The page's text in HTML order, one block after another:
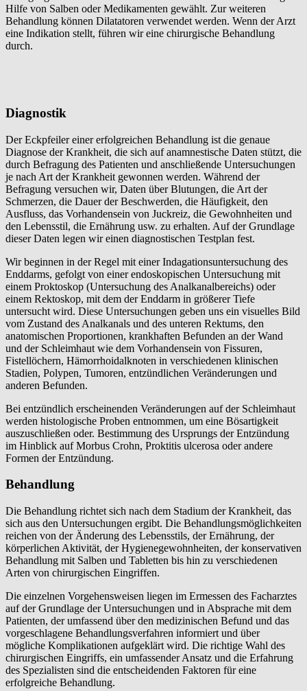
Hilfe von Salben oder Medikamenten gewählt. Zur weiteren
Behandlung können Dilatatoren verwendet werden. Wenn der Arzt
eine Indikation stellt, führen wir eine chirurgische Behandlung
durch.
Diagnostik
Der Eckpfeiler einer erfolgreichen Behandlung ist die genaue
Diagnose der Krankheit, die sich auf anamnestische Daten stützt, die
durch Befragung des Patienten und anschließende Untersuchungen
je nach Art der Krankheit gewonnen werden. Während der
Befragung versuchen wir, Daten über Blutungen, die Art der
Schmerzen, die Dauer der Beschwerden, die Häufigkeit, den
Ausfluss, das Vorhandensein von Juckreiz, die Gewohnheiten und
den Lebensstil, die Ernährung usw. zu erhalten. Auf der Grundlage
dieser Daten legen wir einen diagnostischen Testplan fest.
Wir beginnen in der Regel mit einer Indagationsuntersuchung des
Enddarms, gefolgt von einer endoskopischen Untersuchung mit
einem Proktoskop (Untersuchung des Analkanalbereichs) oder
einem Rektoskop, mit dem der Enddarm in größerer Tiefe
untersucht wird. Diese Untersuchungen geben uns ein visuelles Bild
vom Zustand des Analkanals und des unteren Rektums, den
anatomischen Proportionen, krankhaften Befunden an der Wand
und der Schleimhaut wie dem Vorhandensein von Fissuren,
Fistellöchern, Hämorrhoidalknoten in verschiedenen klinischen
Stadien, Polypen, Tumoren, entzündlichen Veränderungen und
anderen Befunden.
Bei entzündlich erscheinenden Veränderungen auf der Schleimhaut
werden histologische Proben entnommen, um eine Bösartigkeit
auszuschließen oder. Bestimmung des Ursprungs der Entzündung
im Hinblick auf Morbus Crohn, Proktitis ulcerosa oder andere
Formen der Entzündung.
Behandlung
Die Behandlung richtet sich nach dem Stadium der Krankheit, das
sich aus den Untersuchungen ergibt. Die Behandlungsmöglichkeiten
reichen von der Änderung des Lebensstils, der Ernährung, der
körperlichen Aktivität, der Hygienegewohnheiten, der konservativen
Behandlung mit Salben und Tabletten bis hin zu verschiedenen
Arten von chirurgischen Eingriffen.
Die einzelnen Vorgehensweisen liegen im Ermessen des Facharztes
auf der Grundlage der Untersuchungen und in Absprache mit dem
Patienten, der umfassend über den medizinischen Befund und das
vorgeschlagene Behandlungsverfahren informiert und über
mögliche Komplikationen aufgeklärt wird. Die richtige Wahl des
chirurgischen Eingriffs, ein umfassender Ansatz und die Erfahrung
des Spezialisten sind die entscheidenden Faktoren für eine
erfolgreiche Behandlung.